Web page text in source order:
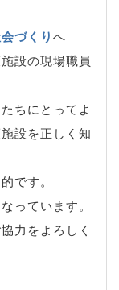
づくりへ
設の現場職員
ちにとってよ
設を正しく知
です。
っています。
力をよろしく